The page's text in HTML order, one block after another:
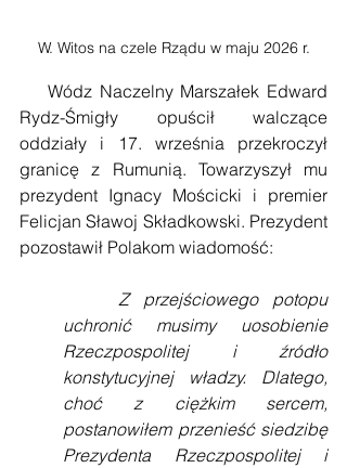
W. Witos na czele Rządu w maju 2026 r.
Wódz Naczelny Marszałek Edward
Rydz-Śmigły opuścił walczące
oddziały i 17. września przekroczył
granicę z Rumunią. Towarzyszył mu
prezydent Ignacy Mościcki i premier
Felicjan Sławoj Składkowski. Prezydent
pozostawił Polakom wiadomość:
Z przejściowego potopu
uchronić musimy uosobienie
Rzeczpospolitej i źródło
konstytucyjnej władzy. Dlatego,
choć z ciężkim sercem,
postanowiłem przenieść siedzibę
Prezydenta Rzeczpospolitej i